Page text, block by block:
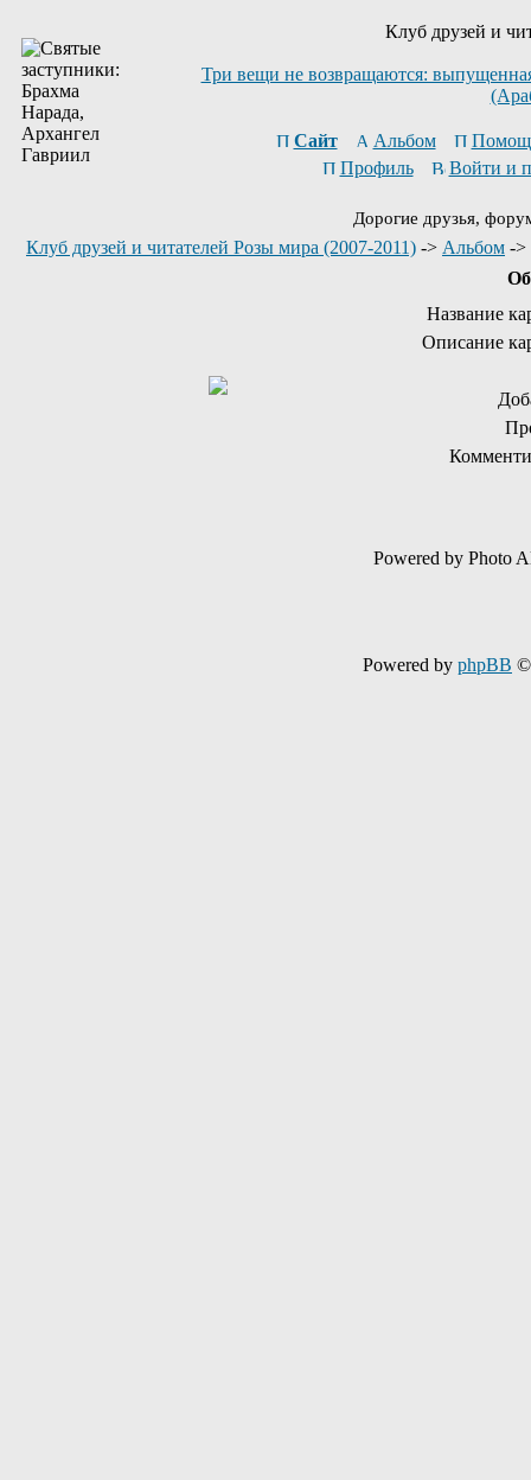
Клуб друзей и
Три вещи не возвращаются:
Сайт Альбом
Профиль
Войти и
Дорогие друзья,
Клуб друзей и читателей Розы мира (2007-2011) -> Альбом ->
Название
Описание
Powered by Photo
Powered by phpBB ©